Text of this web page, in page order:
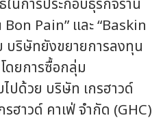
การประกอบธุรกิจร้าน
Pain” และ “Baskin
บริษัทยังขยายการลงทุน
ดยการซื้อกลุ่ม
ปด้วย บริษัท เกรฮาวด์
ฮาวด์ คาเฟ่ จำกัด (GHC)